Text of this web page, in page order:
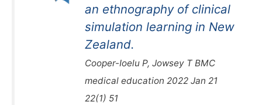
an ethnography of clinical
simulation learning in New
Zealand.
Cooper-Ioelu P, Jowsey T BMC
medical education 2022 Jan 21
22(1) 51